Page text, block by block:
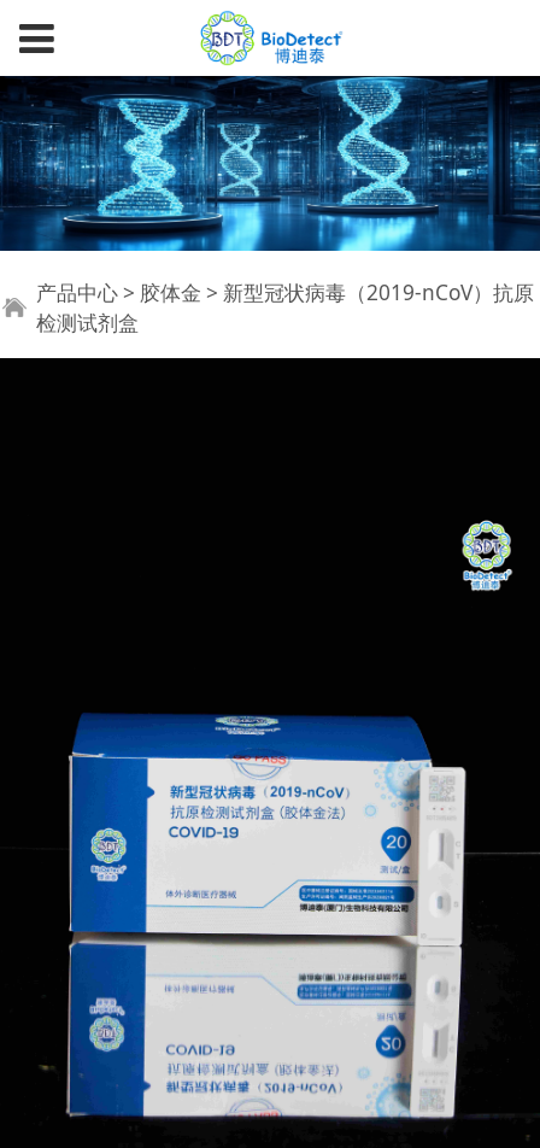
新型冠状病毒（2019-
nCoV）抗原检测试剂盒
产品中心 > 胶体金 > 新型冠状病毒（2019-nCoV）抗原
检测试剂盒